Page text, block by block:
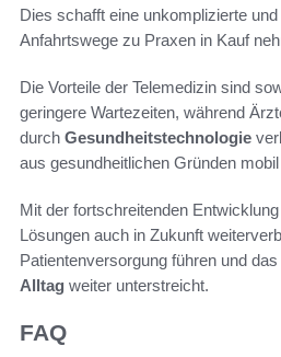
Dies schafft eine unkomplizierte
Anfahrtswege zu Praxen in Kauf
Die Vorteile der Telemedizin sind
geringere Wartezeiten, während
durch Gesundheitstechnologie
aus gesundheitlichen Gründen
Mit der fortschreitenden
Lösungen auch in Zukunft
Patientenversorgung führen und
Alltag weiter unterstreicht.
FAQ